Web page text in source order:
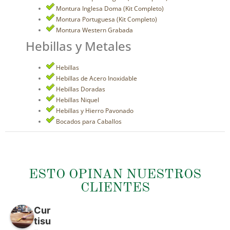
Montura Inglesa Doma (Kit Completo)
Montura Portuguesa (Kit Completo)
Montura Western Grabada
Hebillas y Metales
Hebillas
Hebillas de Acero Inoxidable
Hebillas Doradas
Hebillas Niquel
Hebillas y Hierro Pavonado
Bocados para Caballos
ESTO OPINAN NUESTROS
CLIENTES
Cur
tisu